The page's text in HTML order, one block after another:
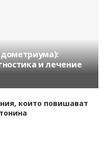
и лечение
които повишават